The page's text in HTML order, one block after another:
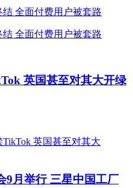
英国甚至对其大开绿
9月举行 三星中国工厂